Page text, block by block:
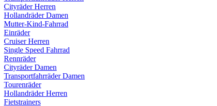
Cityräder Herren
Hollandräder Damen
Mutter-Kind-Fahrrad
Einräder
Cruiser Herren
Single Speed Fahrrad
Rennräder
Cityräder Damen
Transportfahrräder Damen
Tourenräder
Hollandräder Herren
Fietstrainers